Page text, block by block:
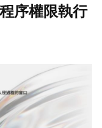
序權限執行